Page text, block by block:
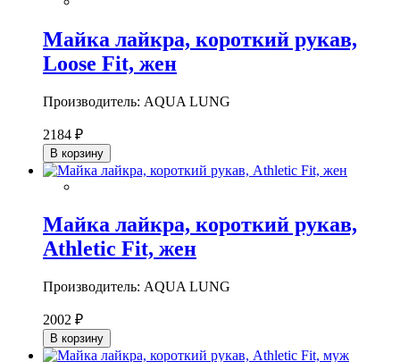
Майка лайкра, короткий рукав,
Loose Fit, жен
Производитель: AQUA LUNG
2184 ₽
В корзину
Майка лайкра, короткий рукав,
Athletic Fit, жен
Производитель: AQUA LUNG
2002 ₽
В корзину